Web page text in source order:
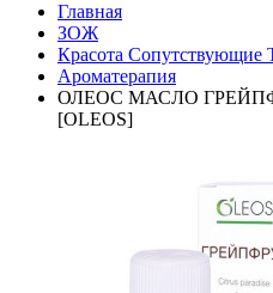
Главная
ЗОЖ
Красота Сопутствующие
Ароматерапия
ОЛЕОС МАСЛО
[OLEOS]